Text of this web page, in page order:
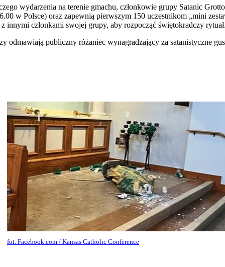
wydarzenia na terenie gmachu, członkowie grupy Satanic
w Polsce) oraz zapewnią pierwszym 150 uczestnikom „mini
innymi członkami swojej grupy, aby rozpocząć świętokradczy
publiczny różaniec wynagradzający za satanistyczne
fot. Facebook.com / Kansas Catholic Conference